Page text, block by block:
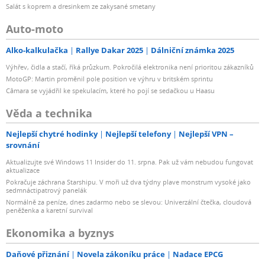
Salát s koprem a dresinkem ze zakysané smetany
Auto-moto
Alko-kalkulačka Rallye Dakar 2025 Dálniční známka 2025
Výhřev, čidla a stačí, říká průzkum. Pokročilá elektronika není prioritou zákazníků
MotoGP: Martin proměnil pole position ve výhru v britském sprintu
Câmara se vyjádřil ke spekulacím, které ho pojí se sedačkou u Haasu
Věda a technika
Nejlepší chytré hodinky Nejlepší telefony
Nejlepší VPN –
srovnání
Aktualizujte své Windows 11 Insider do 11. srpna. Pak už vám nebudou fungovat
aktualizace
Pokračuje záchrana Starshipu. V moři už dva týdny plave monstrum vysoké jako
sedmnáctipatrový panelák
Normálně za peníze, dnes zadarmo nebo se slevou: Univerzální čtečka, cloudová
peněženka a karetní survival
Ekonomika a byznys
Daňové přiznání Novela zákoníku práce Nadace EPCG